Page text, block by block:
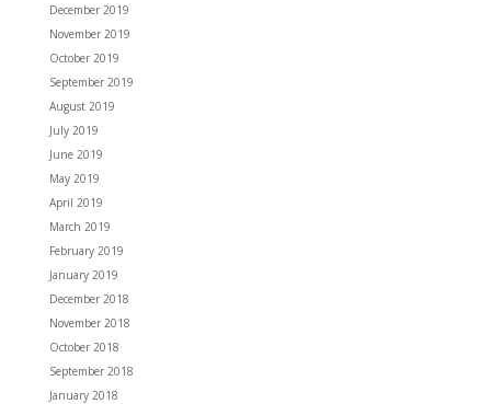
December 2019
November 2019
October 2019
September 2019
August 2019
July 2019
June 2019
May 2019
April 2019
March 2019
February 2019
January 2019
December 2018
November 2018
October 2018
September 2018
January 2018